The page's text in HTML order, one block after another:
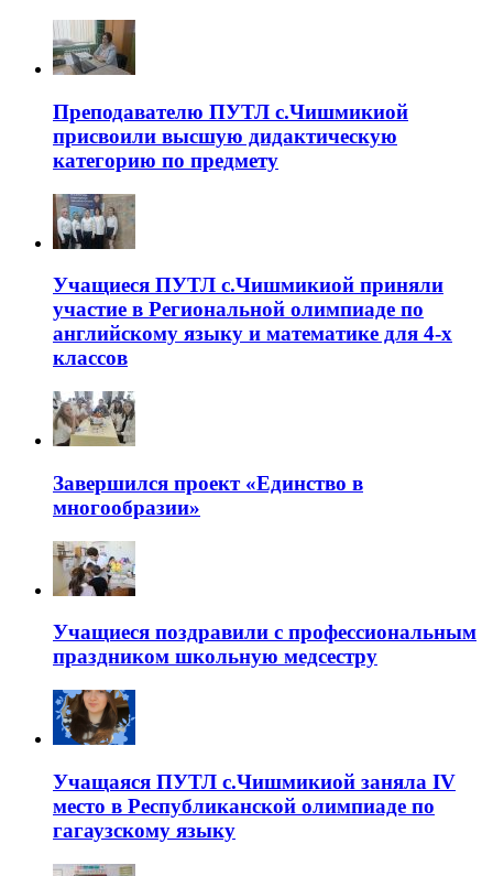
Преподавателю ПУТЛ с.Чишмикиой
присвоили высшую дидактическую
категорию по предмету
Учащиеся ПУТЛ с.Чишмикиой приняли
участие в Региональной олимпиаде по
английскому языку и математике для 4-х
классов
Завершился проект «Единство в
многообразии»
Учащиеся поздравили с профессиональным
праздником школьную медсестру
Учащаяся ПУТЛ с.Чишмикиой заняла IV
место в Республиканской олимпиаде по
гагаузскому языку